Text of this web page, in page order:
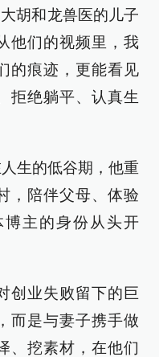
胡和龙兽医的儿子
他们的视频里，我
的痕迹，更能看见
拒绝躺平、认真生
生的低谷期，他重
，陪伴父母、体验
主的身份从头开
创业失败留下的巨
而是与妻子携手做
、挖素材，在他们